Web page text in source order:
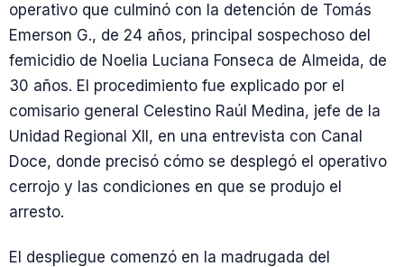
operativo que culminó con la detención de Tomás
Emerson G., de 24 años, principal sospechoso del
femicidio de Noelia Luciana Fonseca de Almeida, de
30 años. El procedimiento fue explicado por el
comisario general Celestino Raúl Medina, jefe de la
Unidad Regional XII, en una entrevista con Canal
Doce, donde precisó cómo se desplegó el operativo
cerrojo y las condiciones en que se produjo el
arresto.
El despliegue comenzó en la madrugada del